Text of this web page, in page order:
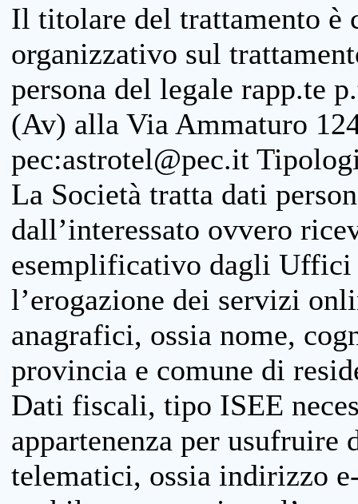
Il titolare del trattamento è
organizzativo sul
persona del legale rapp.te
(Av) alla Via Ammaturo
pec:astrotel@pec.it
La Società tratta dati
dall’interessato ovvero
esemplificativo dagli
l’erogazione dei servizi
anagrafici, ossia nome,
provincia e comune di
Dati fiscali, tipo ISEE
appartenenza per
telematici, ossia indirizzo